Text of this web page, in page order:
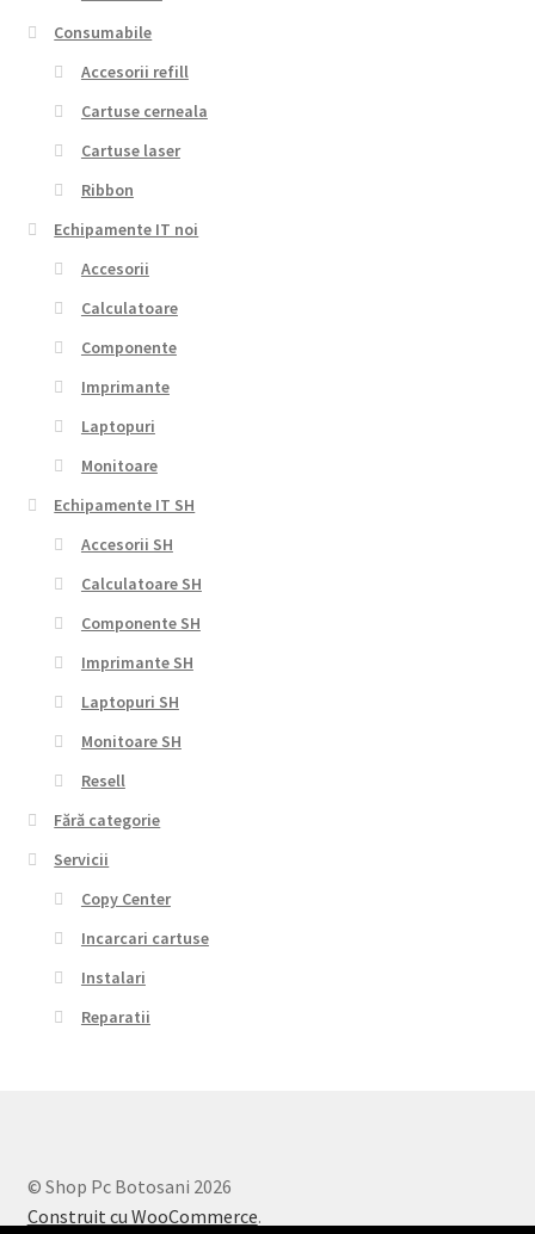
Consumabile
Accesorii refill
Cartuse cerneala
Cartuse laser
Ribbon
Echipamente IT noi
Accesorii
Calculatoare
Componente
Imprimante
Laptopuri
Monitoare
Echipamente IT SH
Accesorii SH
Calculatoare SH
Componente SH
Imprimante SH
Laptopuri SH
Monitoare SH
Resell
Fără categorie
Servicii
Copy Center
Incarcari cartuse
Instalari
Reparatii
© Shop Pc Botosani 2026
Construit cu WooCommerce.